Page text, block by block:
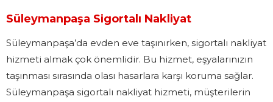
Süleymanpaşa Sigortalı Nakliyat
Süleymanpaşa’da evden eve taşınırken, sigortalı nakliyat
hizmeti almak çok önemlidir. Bu hizmet, eşyalarınızın
taşınması sırasında olası hasarlara karşı koruma sağlar.
Süleymanpaşa sigortalı nakliyat hizmeti, müşterilerin